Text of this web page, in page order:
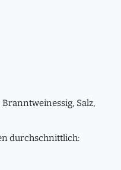
Salz,
durchschnittlich: